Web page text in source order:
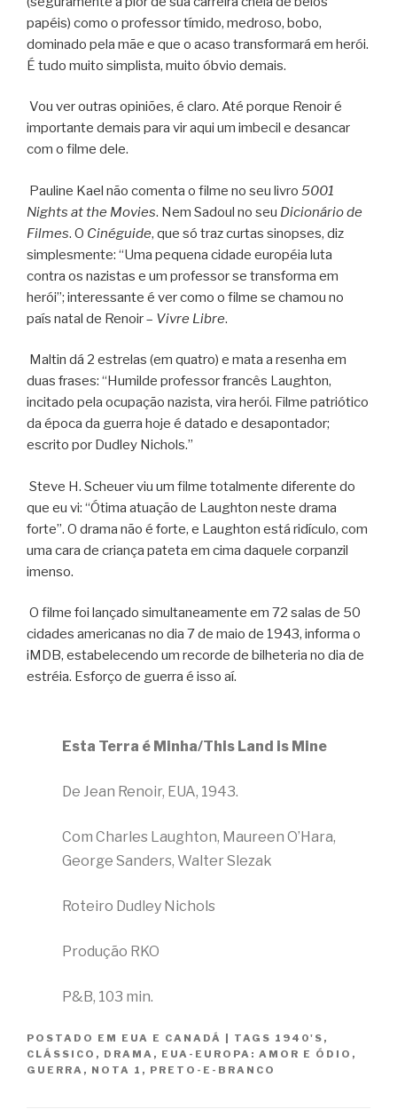
papéis) como o professor tímido, medroso, bobo,
dominado pela mãe e que o acaso transformará em herói.
É tudo muito simplista, muito óbvio demais.
Vou ver outras opiniões, é claro. Até porque Renoir é
importante demais para vir aqui um imbecil e desancar
com o filme dele.
Pauline Kael não comenta o filme no seu livro 5001
Nights at the Movies. Nem Sadoul no seu Dicionário de
Filmes. O Cinéguide, que só traz curtas sinopses, diz
simplesmente: “Uma pequena cidade européia luta
contra os nazistas e um professor se transforma em
herói”; interessante é ver como o filme se chamou no
país natal de Renoir – Vivre Libre.
Maltin dá 2 estrelas (em quatro) e mata a resenha em
duas frases: “Humilde professor francês Laughton,
incitado pela ocupação nazista, vira herói. Filme patriótico
da época da guerra hoje é datado e desapontador;
escrito por Dudley Nichols.”
Steve H. Scheuer viu um filme totalmente diferente do
que eu vi: “Ótima atuação de Laughton neste drama
forte”. O drama não é forte, e Laughton está ridículo, com
uma cara de criança pateta em cima daquele corpanzil
imenso.
O filme foi lançado simultaneamente em 72 salas de 50
cidades americanas no dia 7 de maio de 1943, informa o
iMDB, estabelecendo um recorde de bilheteria no dia de
estréia. Esforço de guerra é isso aí.
Esta Terra é Minha/This Land is Mine
De Jean Renoir, EUA, 1943.
Com Charles Laughton, Maureen O’Hara,
George Sanders, Walter Slezak
Roteiro Dudley Nichols
Produção RKO
P&B, 103 min.
POSTADO EM EUA E CANADÁ | TAGS 1940'S ,
CLÁSSICO , DRAMA , EUA-EUROPA: AMOR E ÓDIO ,
GUERRA , NOTA 1 , PRETO-E-BRANCO